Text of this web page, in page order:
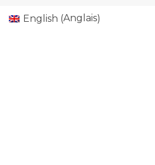
English (Anglais)